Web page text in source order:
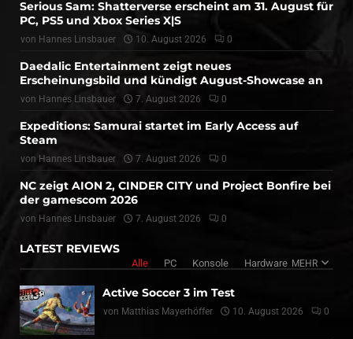
Serious Sam: Shatterverse erscheint am 31. August für
PC, PS5 und Xbox Series X|S
von Hannes Linsbauer 10. August 2026 0
Daedalic Entertainment zeigt neues
Erscheinungsbild und kündigt August-Showcase an
von Hannes Linsbauer 7. August 2026 0
Expeditions: Samurai startet im Early Access auf
Steam
von Hannes Linsbauer 7. August 2026 0
NC zeigt AION 2, CINDER CITY und Project Bonfire bei
der gamescom 2026
von Hannes Linsbauer 7. August 2026 0
LATEST REVIEWS
Alle PC Konsole Hardware MEHR
Active Soccer 3 im Test
von Matthias Mayerhöffer 10. August 2026 0